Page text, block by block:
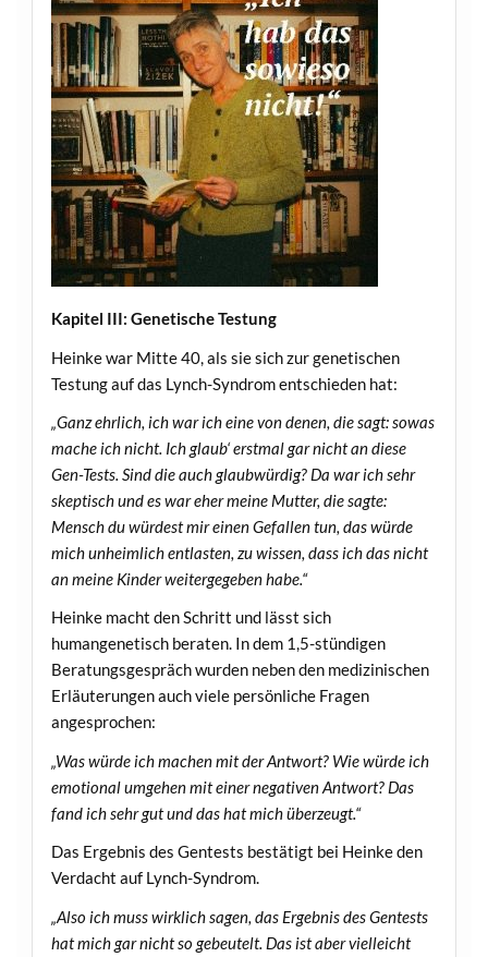
Kapitel III: Genetische Testung
Heinke war Mitte 40, als sie sich zur genetischen
Testung auf das Lynch-Syndrom entschieden hat:
„Ganz ehrlich, ich war ich eine von denen, die sagt: sowas
mache ich nicht. Ich glaub‘ erstmal gar nicht an diese
Gen-Tests. Sind die auch glaubwürdig? Da war ich sehr
skeptisch und es war eher meine Mutter, die sagte:
Mensch du würdest mir einen Gefallen tun, das würde
mich unheimlich entlasten, zu wissen, dass ich das nicht
an meine Kinder weitergegeben habe.“
Heinke macht den Schritt und lässt sich
humangenetisch beraten. In dem 1,5-stündigen
Beratungsgespräch wurden neben den medizinischen
Erläuterungen auch viele persönliche Fragen
angesprochen:
„Was würde ich machen mit der Antwort? Wie würde ich
emotional umgehen mit einer negativen Antwort? Das
fand ich sehr gut und das hat mich überzeugt.“
Das Ergebnis des Gentests bestätigt bei Heinke den
Verdacht auf Lynch-Syndrom.
„Also ich muss wirklich sagen, das Ergebnis des Gentests
hat mich gar nicht so gebeutelt. Das ist aber vielleicht